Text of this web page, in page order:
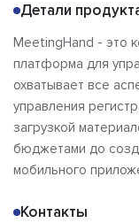
Детали
MeetingHand - это
платформа для
охватывает все
управления
загрузкой
бюджетами до
мобильного
Контакты